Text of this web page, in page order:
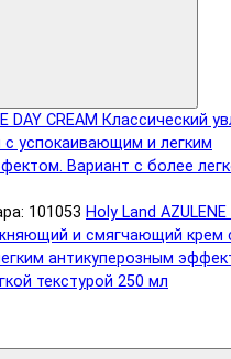
101053 Holy Land AZULENE
и смягчающий крем
антикуперозным
текстурой 250 мл